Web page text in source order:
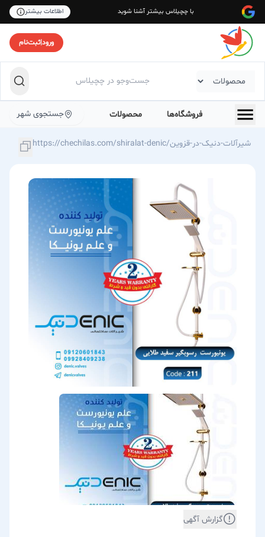
با چچیلاس بیشتر آشنا شوید اطلاعات بیشتر
ورود|ثبت‌نام
فروشگاه‌ها محصولات جستجوی شهر
https://chechilas.com/shiralat-denic/شیرآلات-دنیک-در-قزوین
گزارش آگهی